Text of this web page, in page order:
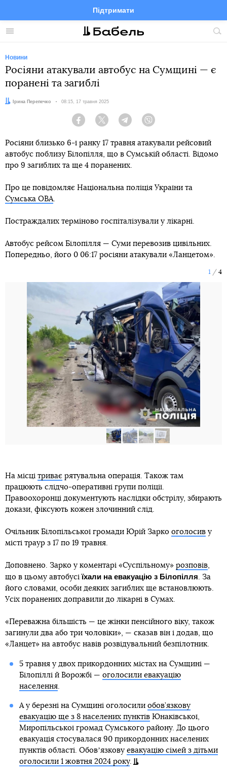
Меню
Підтримати
FacebookTelegramTwitter
Новини
Росіяни атакували автобус на Сумщині — є
поранені та загиблі
Автор:Ірина Перепечко Дата:
08:15, 17 травня 2025
Facebook Twitter Telegram
Росіяни близько 6-ї ранку 17 травня атакували рейсовий
автобус поблизу Білопілля, що в Сумській області. Відомо
про 9 загиблих та ще 4 поранених.
Про це повідомляє Національна поліція України та
Сумська ОВА.
Постраждалих терміново госпіталізували у лікарні.
Автобус рейсом Білопілля — Суми перевозив цивільних.
Попередньо, його 0 06:17 росіяни атакували «Ланцетом».
1 4
На місці триває рятувальна операція. Також там
працюють слідчо-оперативні групи поліції.
Правоохоронці документують наслідки обстрілу, збирають
докази, фіксують кожен злочинний слід.
Очільник Білопільської громади Юрій Зарко оголосив у
місті траур з 17 по 19 травня.
Доповнено. Зарко у коментарі «Суспільному» розповів,
що в цьому автобусіїхали на евакуацію з Білопілля. За
його словами, особи деяких загиблих ще встановлюють.
Усіх поранених доправили до лікарні в Сумах.
«Переважна більшість — це жінки пенсійного віку, також
загинули два або три чоловіки», — сказав він і додав, що
«Ланцет» на автобус навів розвідувальний безпілотник.
5 травня у двох прикордонних містах на Сумщині —
Білопіллі й Ворожбі — оголосили евакуацію
населення.
А у березні на Сумщині оголосили обов’язкову
евакуацію ще з 8 населених пунктівЮнаківської,
Миропільської громад Сумського району. До цього
евакуація стосувалася 90 прикордонних населених
пунктів області. Обовʼязкову евакуацію сімей з дітьми
оголосили 1 жовтня 2024 року.